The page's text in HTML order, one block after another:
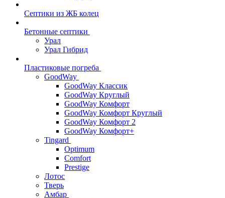
Септики из ЖБ колец
Бетонные септики
Урал
Урал Гибрид
Пластиковые погреба
GoodWay
GoodWay Классик
GoodWay Круглый
GoodWay Комфорт
GoodWay Комфорт Круглый
GoodWay Комфорт 2
GoodWay Комфорт+
Tingard
Optimum
Comfort
Prestige
Лотос
Тверь
Амбар